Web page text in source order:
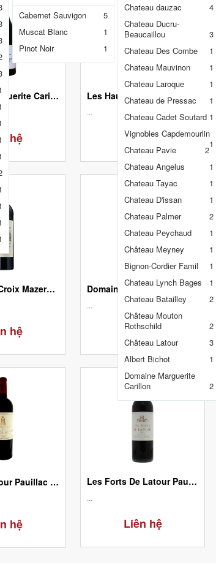
Cabernet Sauvigon
5
Muscat Blanc
1
Pinot Noir
1
14,0
4
14,5
6
12,0
1
15,0
2
Chateau dauzac
4
Chateau Ducru-
Beaucaillou
3
Chateau Des Combe
1
Chateau Mauvinon
1
Chateau Laroque
1
Chateau de Pressac
1
Chateau Cadet Soutard 1
Vignobles Capdemourlin
1
Chateau Pavie
2
Chateau Angelus
1
Chateau Tayac
1
Chateau D'issan
1
Chateau Palmer
2
Chateau Peychaud
1
Château Meyney
1
Bignon-Cordier Famil
1
Chateau Lynch Bages
1
Chateau Batailley
2
Château Mouton
Rothschild
2
Château Latour
3
Albert Bichot
1
Domaine Marguerite
Carillon
2
Domaine Marguerite Carillon Corton Charlemagne Grand Cru - White
hệ
Les Hauts de Meyney
...
Liên hệ
Chateau La Croix Mazeran Saint-Emilion Grand Cru
hệ
Domaine De La Baume Terroir La Baume Muscat De Saint Jean De Minervois 0.5L
...
Liên hệ
Chateau Latour Pauillac Premier Grand Cru Classé 1997
hệ
Les Forts De Latour Pauillac 1998
...
Liên hệ